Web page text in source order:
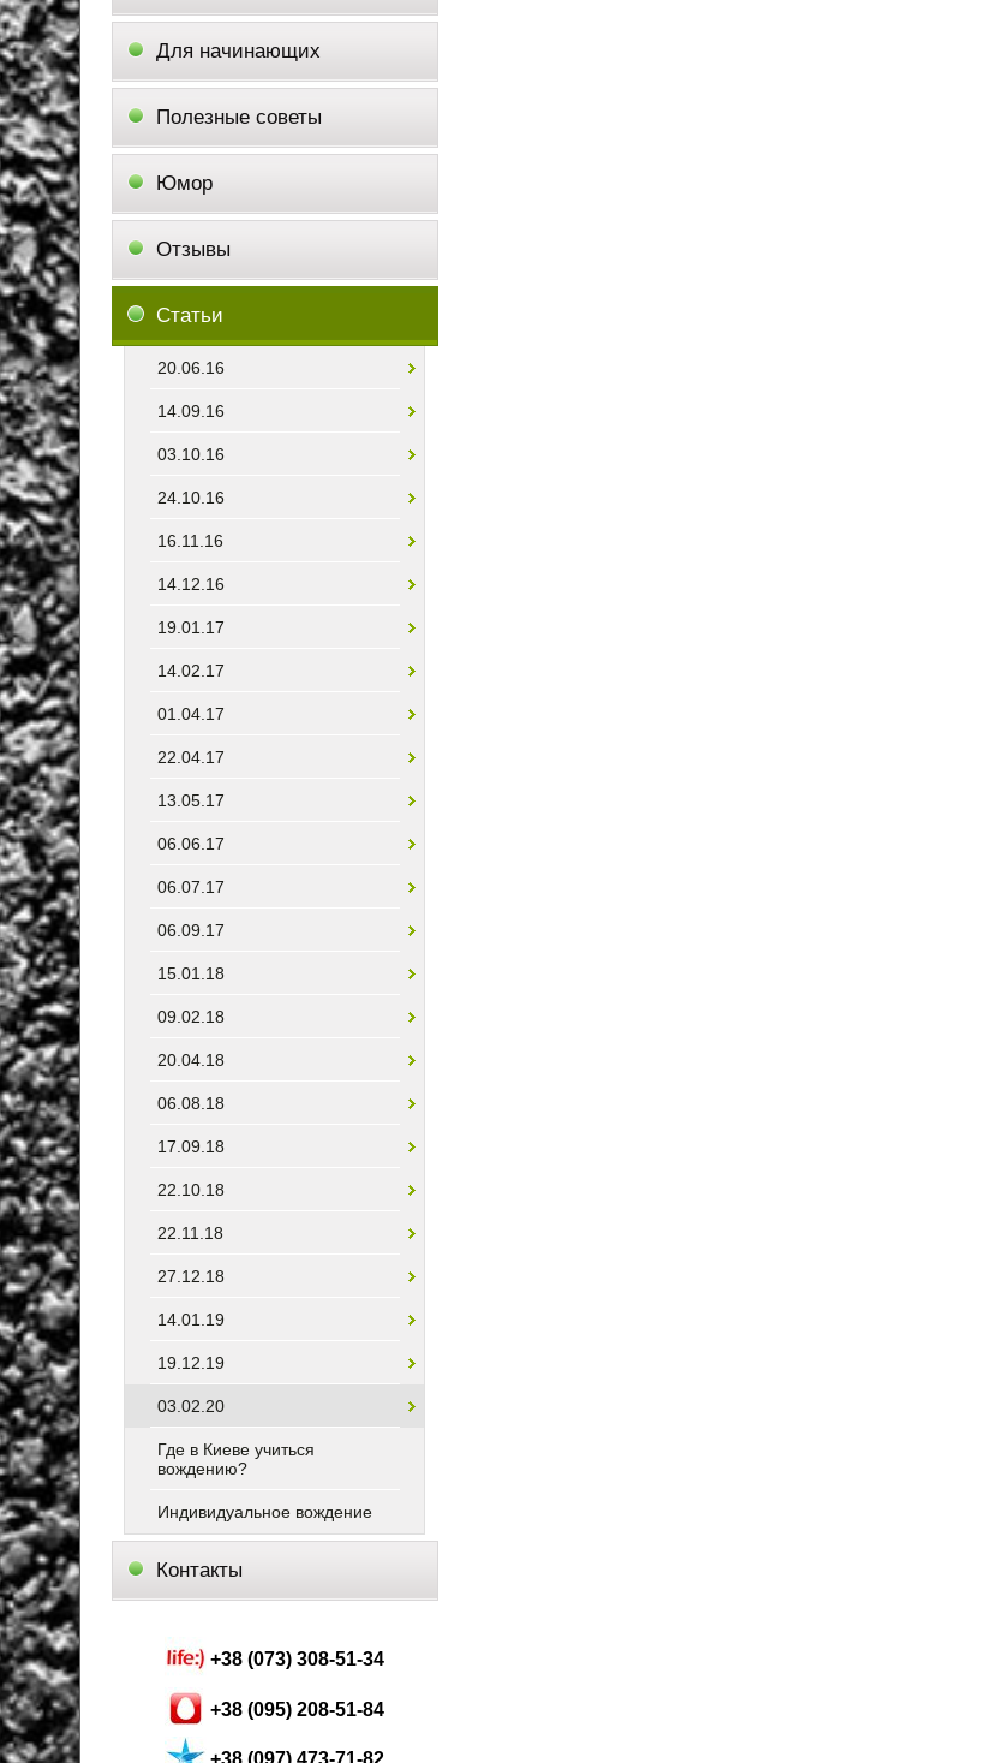
Для начинающих
Полезные советы
Юмор
Отзывы
Статьи
20.06.16
14.09.16
03.10.16
24.10.16
16.11.16
14.12.16
19.01.17
14.02.17
01.04.17
22.04.17
13.05.17
06.06.17
06.07.17
06.09.17
15.01.18
09.02.18
20.04.18
06.08.18
17.09.18
22.10.18
22.11.18
27.12.18
14.01.19
19.12.19
03.02.20
Где в Киеве учиться
вождению?
Индивидуальное вождение
Контакты
+38 (073) 308-51-34
+38 (095) 208-51-84
+38 (097) 473-71-82